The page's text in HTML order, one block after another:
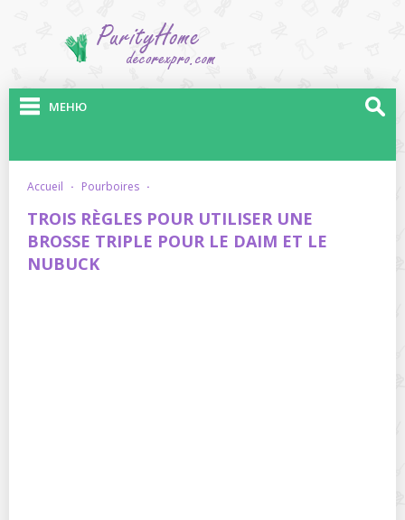
МЕНЮ
accueil · pourboires ·
TROIS RÈGLES POUR UTILISER UNE
BROSSE TRIPLE POUR LE DAIM ET LE
NUBUCK